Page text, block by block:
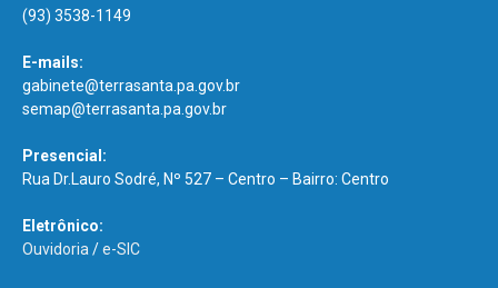
(93) 3538-1149
E-mails:
gabinete@terrasanta.pa.gov.br
semap@terrasanta.pa.gov.br
Presencial:
Rua Dr.Lauro Sodré, Nº 527 – Centro – Bairro: Centro
Eletrônico:
Ouvidoria /e-SIC